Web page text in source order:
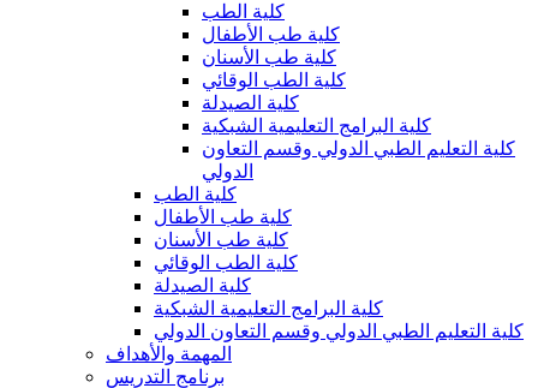
كلية الطب
كلية طب الأطفال
كلية طب الأسنان
كلية الطب الوقائي
كلية الصيدلة
كلية البرامج التعليمية الشبكية
كلية التعليم الطبي الدولي وقسم التعاون
الدولي
كلية الطب
كلية طب الأطفال
كلية طب الأسنان
كلية الطب الوقائي
كلية الصيدلة
كلية البرامج التعليمية الشبكية
كلية التعليم الطبي الدولي وقسم التعاون الدولي
المهمة والأهداف
برنامج التدريس